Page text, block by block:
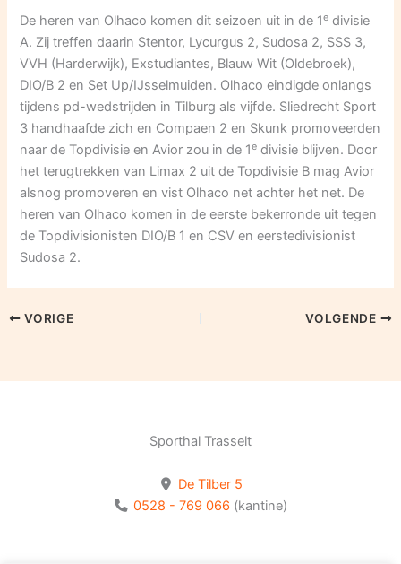
De heren van Olhaco komen dit seizoen uit in de 1e divisie
A. Zij treffen daarin Stentor, Lycurgus 2, Sudosa 2, SSS 3,
VVH (Harderwijk), Exstudiantes, Blauw Wit (Oldebroek),
DIO/B 2 en Set Up/IJsselmuiden. Olhaco eindigde onlangs
tijdens pd-wedstrijden in Tilburg als vijfde. Sliedrecht Sport
3 handhaafde zich en Compaen 2 en Skunk promoveerden
naar de Topdivisie en Avior zou in de 1e divisie blijven. Door
het terugtrekken van Limax 2 uit de Topdivisie B mag Avior
alsnog promoveren en vist Olhaco net achter het net. De
heren van Olhaco komen in de eerste bekerronde uit tegen
de Topdivisionisten DIO/B 1 en CSV en eerstedivisionist
Sudosa 2.
VORIGE VOLGENDE
Sporthal Trasselt
De Tilber 5
0528 - 769 066 (kantine)